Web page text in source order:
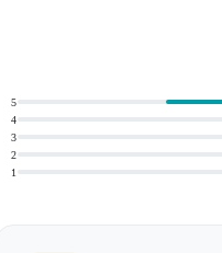
خود کمک کنید.
1
2
3
4
5